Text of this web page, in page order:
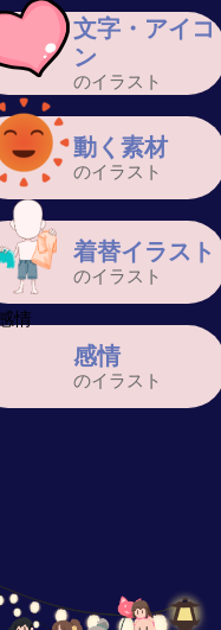
文字・アイコ
ン
のイラスト
動く素材
のイラスト
着替イラスト
のイラスト
感情
のイラスト